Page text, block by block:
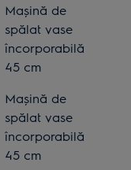
Mașină de
spălat vase
încorporabilă
45 cm
Mașină de
spălat vase
încorporabilă
45 cm